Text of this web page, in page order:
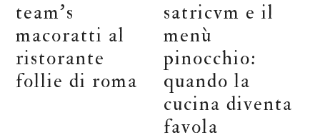
team’s
macoratti al
ristorante
follie di roma
satricvm e il
menù
pinocchio:
quando la
cucina diventa
favola